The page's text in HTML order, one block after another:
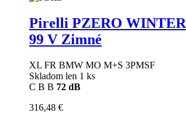
Pirelli PZERO WINTER
99 V Zimné
XL FR BMW MO M+S 3PMSF
Skladom len 1 ks
C B B 72 dB
316,48 €